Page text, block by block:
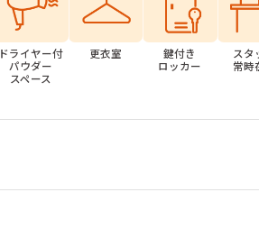
ドライヤー付
パウダー
スペース
更衣室
鍵付き
ロッカー
スタ
常時